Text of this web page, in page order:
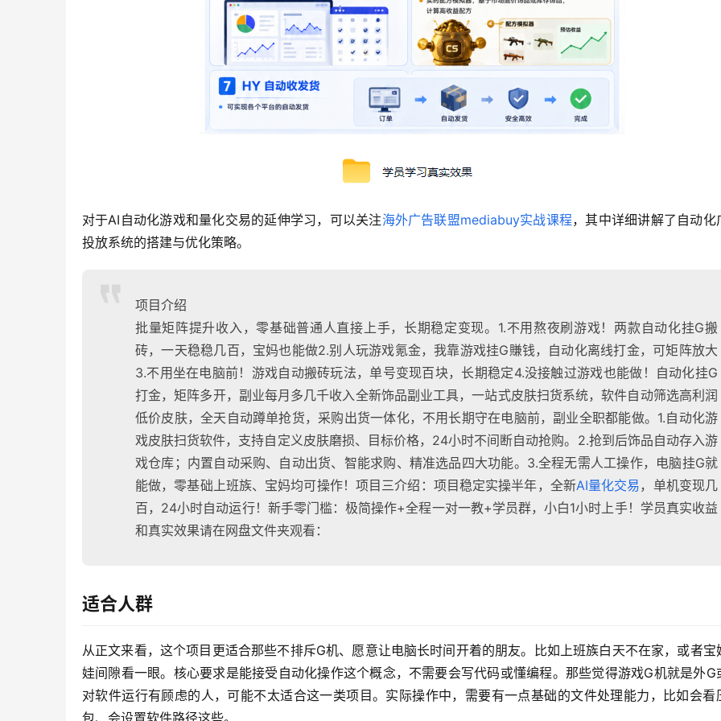
对于AI自动化游戏和量化交易的延伸学习，可以关注海外广告联盟mediabuy实战课程，其中详细讲解了自动化
投放系统的搭建与优化策略。
项目介绍
批量矩阵提升收入，零基础普通人直接上手，长期稳定变现。1.不用熬夜刷游戏！两款自动化挂G搬
砖，一天稳稳几百，宝妈也能做2.别人玩游戏氪金，我靠游戏挂G賺钱，自动化离线打金，可矩阵放大
3.不用坐在电脑前！游戏自动搬砖玩法，单号变现百块，长期稳定4.没接触过游戏也能做！自动化挂G
打金，矩阵多开，副业每月多几千收入全新饰品副业工具，一站式皮肤扫货系统，软件自动筛选高利润
低价皮肤，全天自动蹲单抢货，采购出货一体化，不用长期守在电脑前，副业全职都能做。1.自动化游
戏皮肤扫货软件，支持自定义皮肤磨损、目标价格，24小时不间断自动抢购。2.抢到后饰品自动存入游
戏仓库；内置自动采购、自动出货、智能求购、精准选品四大功能。3.全程无需人工操作，电脑挂G就
能做，零基础上班族、宝妈均可操作！项目三介绍：项目稳定实操半年，全新AI量化交易，单机变现几
百，24小时自动运行！新手零门槛：极简操作+全程一对一教+学员群，小白1小时上手！学员真实收益
和真实效果请在网盘文件夹观看：
适合人群
从正文来看，这个项目更适合那些不排斥G机、愿意让电脑长时间开着的朋友。比如上班族白天不在家，或者宝
娃间隙看一眼。核心要求是能接受自动化操作这个概念，不需要会写代码或懂编程。那些觉得游戏G机就是外G
对软件运行有顾虑的人，可能不太适合这一类项目。实际操作中，需要有一点基础的文件处理能力，比如会看